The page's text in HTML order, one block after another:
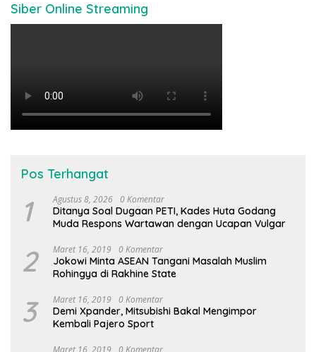
Siber Online Streaming
Pos Terhangat
1 Agustus 8, 2026 0 Komentar
Ditanya Soal Dugaan PETI, Kades Huta Godang
Muda Respons Wartawan dengan Ucapan Vulgar
2 Maret 16, 2019 0 Komentar
Jokowi Minta ASEAN Tangani Masalah Muslim
Rohingya di Rakhine State
3 Maret 16, 2019 0 Komentar
Demi Xpander, Mitsubishi Bakal Mengimpor
Kembali Pajero Sport
Maret 16, 2019 0 Komentar